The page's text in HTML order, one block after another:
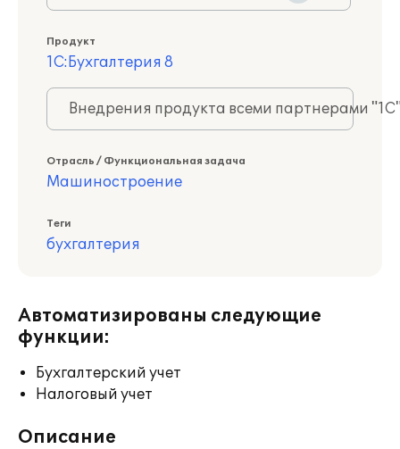
Продукт
1С:Бухгалтерия 8
Внедрения продукта всеми партнерами
Отрасль / Функциональная задача
Машиностроение
Теги
бухгалтерия
Автоматизированы следующие
функции:
Бухгалтерский учет
Налоговый учет
Описание